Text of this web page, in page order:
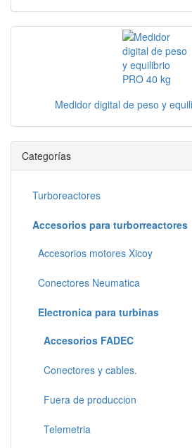
Medidor digital de peso y
Categorías
Turboreactores
Accesorios para turborreactores
Accesorios motores Xicoy
Conectores Neumatica
Electronica para turbinas
Accesorios FADEC
Conectores y cables.
Fuera de produccion
Telemetria